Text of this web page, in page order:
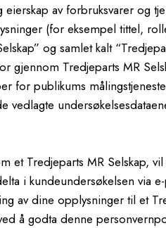
av forbruksvarer og
(for eksempel tittel,
og samlet kalt
gjennom Tredjeparts MR
for publikums
Tredjeparts MR Selskap,
i kundeundersøkelsen via
av dine opplysninger til et
å godta denne